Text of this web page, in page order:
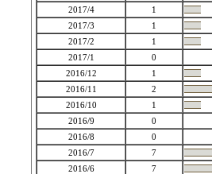
2017/4
1
2017/3
1
2017/2
1
2017/1
0
2016/12
1
2016/11
2
2016/10
1
2016/9
0
2016/8
0
2016/7
7
2016/6
7